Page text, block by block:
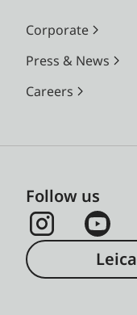
Corporate
Press & News
Careers
Follow us